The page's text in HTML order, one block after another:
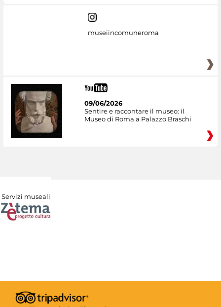
museiincomuneroma
09/06/2026
Sentire e raccontare il museo: il
Museo di Roma a Palazzo Braschi
Servizi museali